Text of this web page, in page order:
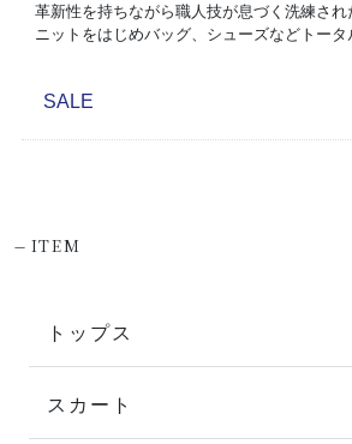
革新性を持ちながら職人技が息づく洗練され
ニットをはじめバッグ、シューズなどトータ
SALE
-ITEM
トップス
スカート